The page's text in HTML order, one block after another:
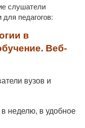
слушатели
педагогов:
в
Веб-
вузов и
неделю, в удобное